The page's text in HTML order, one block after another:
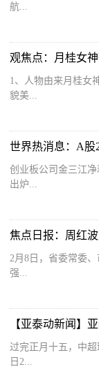
航...
观焦点：月桂女
1、人物由来月桂女
貌美...
世界热消息：A股
创业板公司金三江
出炉...
2月8日，省委常委
强...
【亚泰动新闻】
过完正月十五，中
日2...